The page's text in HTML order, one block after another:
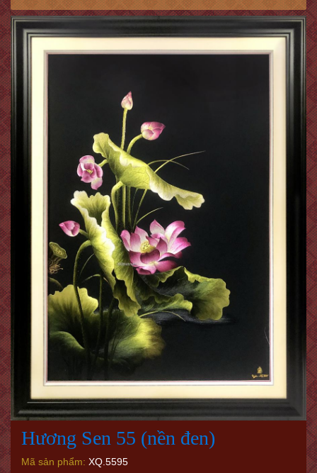
Hương Sen 55 (nền đen)
Mã sản phẩm: XQ.5595